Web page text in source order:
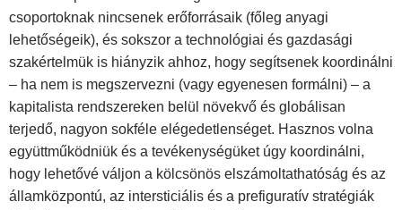
csoportoknak nincsenek erőforrásaik (főleg anyagi
lehetőségeik), és sokszor a technológiai és gazdasági
szakértelmük is hiányzik ahhoz, hogy segítsenek koordinálni
– ha nem is megszervezni (vagy egyenesen formálni) – a
kapitalista rendszereken belül növekvő és globálisan
terjedő, nagyon sokféle elégedetlenséget. Hasznos volna
együttműködniük és a tevékenységüket úgy koordinálni,
hogy lehetővé váljon a kölcsönös elszámoltathatóság és az
államközpontú, az intersticiális és a prefiguratív stratégiák